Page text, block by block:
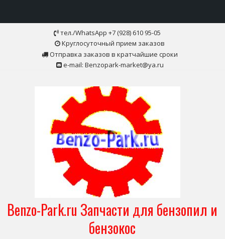
тел./WhatsApp +7 (928) 610 95-05
Круглосуточный прием заказов
Отправка заказов в кратчайшие сроки
e-mail: Benzopark-market@ya.ru
Benzo-Park.ru Запчасти для бензопил и
бензокос